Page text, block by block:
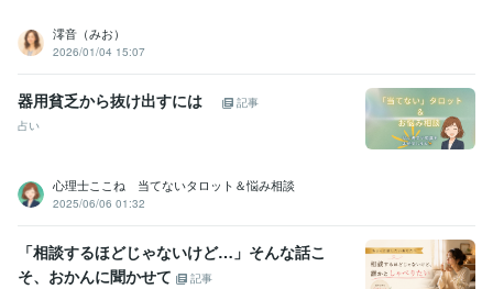
澪音（みお）
2026/01/04 15:07
器用貧乏から抜け出すには
記事
占い
心理士ここね 当てないタロット＆悩み相談
2025/06/06 01:32
「相談するほどじゃないけど…」そんな話こ
そ、おかんに聞かせて
記事